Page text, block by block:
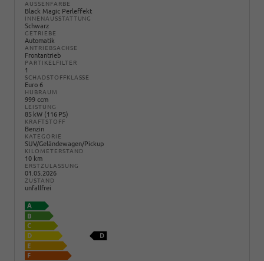
AUSSENFARBE
Black Magic Perleffekt
INNENAUSSTATTUNG
Schwarz
GETRIEBE
Automatik
ANTRIEBSACHSE
Frontantrieb
PARTIKELFILTER
1
SCHADSTOFFKLASSE
Euro 6
HUBRAUM
999 ccm
LEISTUNG
85 kW (116 PS)
KRAFTSTOFF
Benzin
KATEGORIE
SUV/Geländewagen/Pickup
KILOMETERSTAND
10 km
ERSTZULASSUNG
01.05.2026
ZUSTAND
unfallfrei